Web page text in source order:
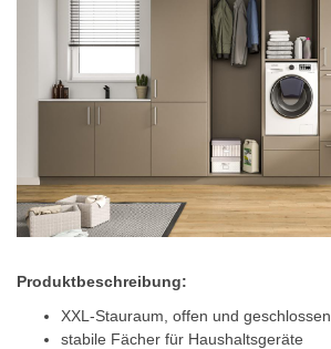
Produktbeschreibung:
XXL-Stauraum, offen und geschlossen
stabile Fächer für Haushaltsgeräte